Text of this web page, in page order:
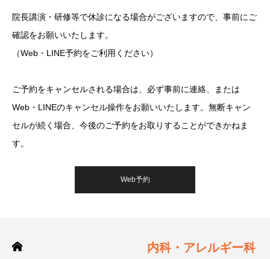
院長講演・研修等で休診になる場合がございますので、事前にご
確認をお願いいたします。
（Web・LINE予約をご利用ください）
ご予約をキャンセルされる場合は、必ず事前に連絡、または
Web・LINEのキャンセル操作をお願いいたします。無断キャン
セルが続く場合、今後のご予約をお取りすることができかねま
す。
Web予約
内科・アレルギー科